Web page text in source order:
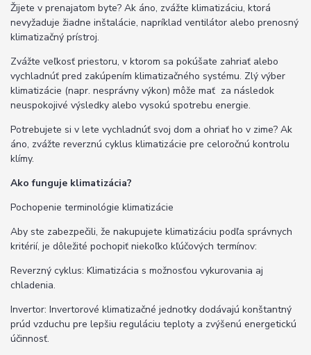
Žijete v prenajatom byte? Ak áno, zvážte klimatizáciu, ktorá
nevyžaduje žiadne inštalácie, napríklad ventilátor alebo prenosný
klimatizačný prístroj.
Zvážte veľkosť priestoru, v ktorom sa pokúšate zahriať alebo
vychladnúť pred zakúpením klimatizačného systému. Zlý výber
klimatizácie (napr. nesprávny výkon) môže mať za následok
neuspokojivé výsledky alebo vysokú spotrebu energie.
Potrebujete si v lete vychladnúť svoj dom a ohriať ho v zime? Ak
áno, zvážte reverznú cyklus klimatizácie pre celoročnú kontrolu
klímy.
Ako funguje klimatizácia?
Pochopenie terminológie klimatizácie
Aby ste zabezpečili, že nakupujete klimatizáciu podľa správnych
kritérií, je dôležité pochopiť niekoľko kľúčových termínov:
Reverzný cyklus: Klimatizácia s možnosťou vykurovania aj
chladenia.
Invertor: Invertorové klimatizačné jednotky dodávajú konštantný
prúd vzduchu pre lepšiu reguláciu teploty a zvýšenú energetickú
účinnosť.